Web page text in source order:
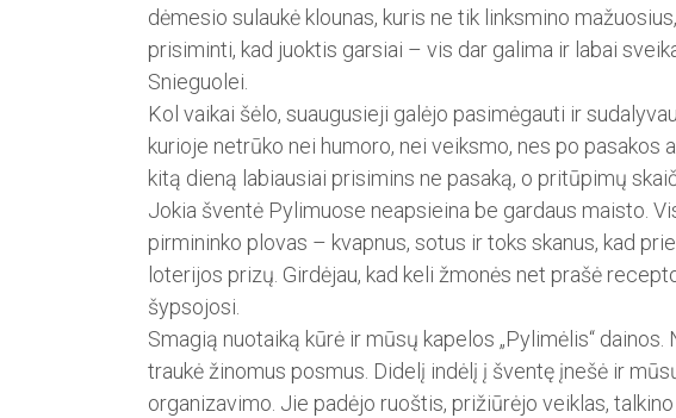
dėmesio sulaukė klounas, kuris ne tik linksmino
prisiminti, kad juok­tis garsiai – vis dar galima ir labai
Snieguolei.
Kol vaikai šėlo, suaugusieji ga­lėjo pasimėgauti ir
kurioje netrūko nei humoro, nei veiksmo, nes po pasakos
kitą dieną labiausiai prisimins ne ­pasaką, o pritūpimų
Jokia šventė Pylimuose neapsieina be gardaus maisto.
pirmininko plovas – kvapnus, sotus ir toks skanus, kad
loterijos prizų. Girdėjau, kad keli žmonės net prašė
šypsojosi.
Smagią nuotaiką kūrė ir mūsų kapelos „Pylimėlis“
traukė žinomus posmus. Didelį indėlį į šventę įnešė ir
organizavimo. Jie padėjo ruoštis, prižiūrėjo veiklas,